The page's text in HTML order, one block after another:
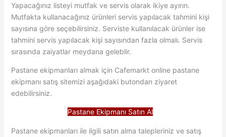
Yapacağınız listeyi mutfak ve servis olarak ikiye ayırın.
Mutfakta kullanacağınız ürünleri servis yapılacak tahmini kişi
sayısına göre seçebilirsiniz. Serviste kullanılacak ürünler ise
tahmini servis yapılacak kişi sayısından fazla olmalı. Servis
sırasında zaiyatlar meydana geleblir.
Pastane ekipmanları almak için Cafemarkt online pastane
ekipmanı satış sitemizi aşağıdaki butondan ziyaret
edebilirsiniz.
Pastane Ekipmanı Satın Al
Pastane ekipmanları ile ilgili satın alma talepleriniz ve satış